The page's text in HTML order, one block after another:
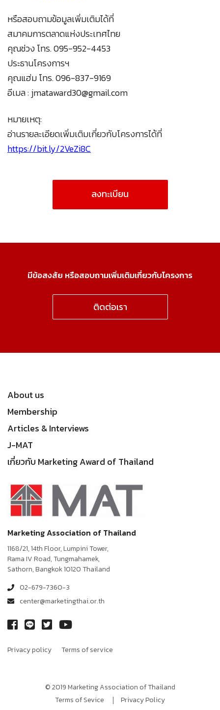
หรือสอบถามข้อมูลเพิ่มเติมได้ที่
สมาคมการตลาดแห่งประเทศไทย
คุณช่วง โทร. 095-952-4453
ประธานโครงการฯ
คุณแฮ่ม โทร. 096-837-9169
อีเมล :jmataward30@gmail.com
หมายเหตุ:
อ่านรายละเอียดเพิ่มเติมเกี่ยวกับโครงการได้ที่
https://bit.ly/2VeZi8C
ลงทะเบียน
มีข้อสงสัย หรือสอบถามเพิ่มเติมเกี่ยวกับโครงการ
ติดต่อเรา
About us
Membership
Articles & Interviews
J-MAT
เกี่ยวกับ Marketing Award of Thailand
Marketing Association of Thailand
1168/21, 14th Floor, Lumpini Tower,
Rama IV Road, Tungmahamek,
Sathorn, Bangkok 10120 Thailand
02-679-7360-3
center@marketingthai.or.th
Privacy policy Terms of service
© 2019 Marketing Association of Thailand
Terms of Sevice
Privacy Policy